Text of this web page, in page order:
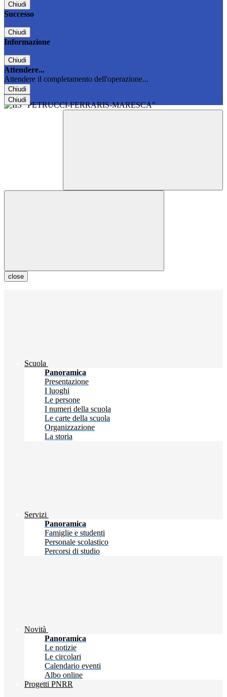
Chiudi
Successo
Chiudi
Informazione
Chiudi
Attendere...
Attendere il completamento dell'operazione...
Chiudi
Chiudi
close
Scuola
Panoramica
Presentazione
I luoghi
Le persone
I numeri della scuola
Le carte della scuola
Organizzazione
La storia
Servizi
Panoramica
Famiglie e studenti
Personale scolastico
Percorsi di studio
Novità
Panoramica
Le notizie
Le circolari
Calendario eventi
Albo online
Progetti PNRR